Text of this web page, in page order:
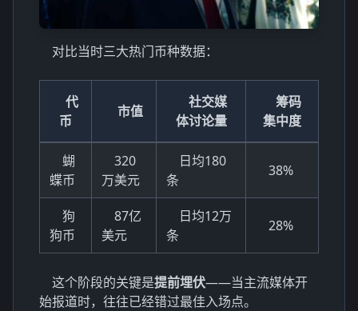
对比当时三大热门币种数据：
代
币
市值
社交媒
体讨论量
筹码
集中度
蝴
蝶币
320
万美元
日均180
条
38%
狗
狗币
87亿
美元
日均12万
条
28%
这个阶段的关键是提前埋伏——当主流媒体开
始报道时，往往已经错过最佳入场点。